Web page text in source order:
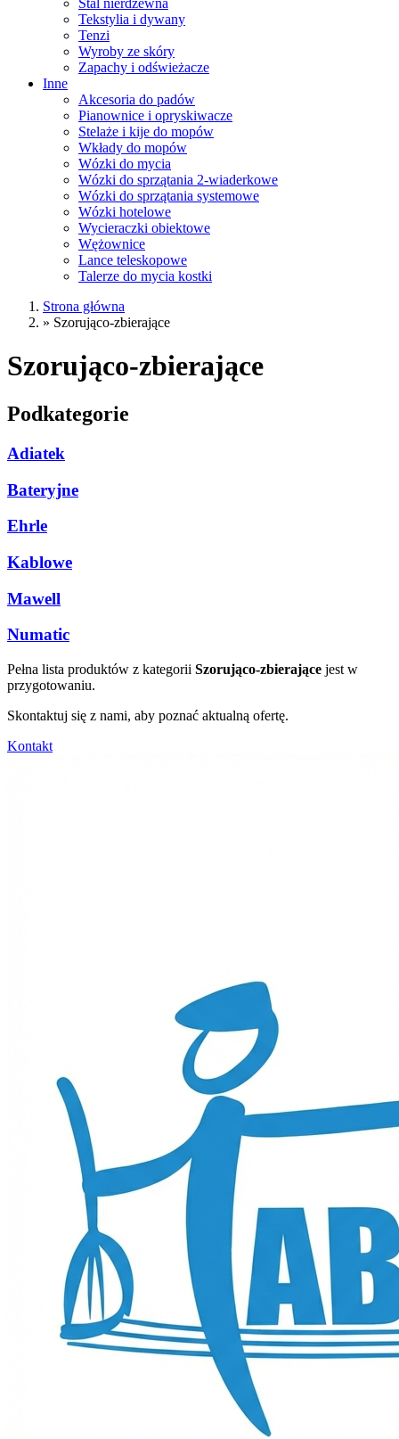
Stal nierdzewna
Tekstylia i dywany
Tenzi
Wyroby ze skóry
Zapachy i odświeżacze
Inne
Akcesoria do padów
Pianownice i opryskiwacze
Stelaże i kije do mopów
Wkłady do mopów
Wózki do mycia
Wózki do sprzątania 2-wiaderkowe
Wózki do sprzątania systemowe
Wózki hotelowe
Wycieraczki obiektowe
Wężownice
Lance teleskopowe
Talerze do mycia kostki
Strona główna
» Szorująco-zbierające
Szorująco-zbierające
Podkategorie
Adiatek
Bateryjne
Ehrle
Kablowe
Mawell
Numatic
Pełna lista produktów z kategorii Szorująco-zbierające jest w
przygotowaniu.
Skontaktuj się z nami, aby poznać aktualną ofertę.
Kontakt